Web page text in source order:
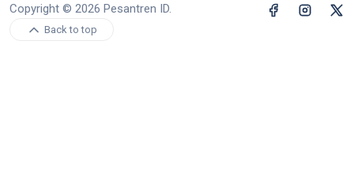
Copyright © 2026 Pesantren ID.
Back to top